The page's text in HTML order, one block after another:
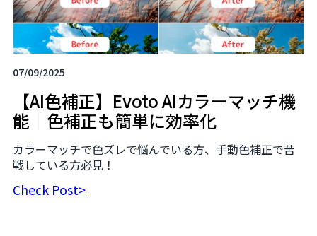
07/09/2025
【AI色補正】Evoto AIカラーマッチ機
能｜色補正も簡単に効率化
カラーマッチで色ズレで悩んでいる方、手動色補正で苦
戦している方必見！
Check Post>